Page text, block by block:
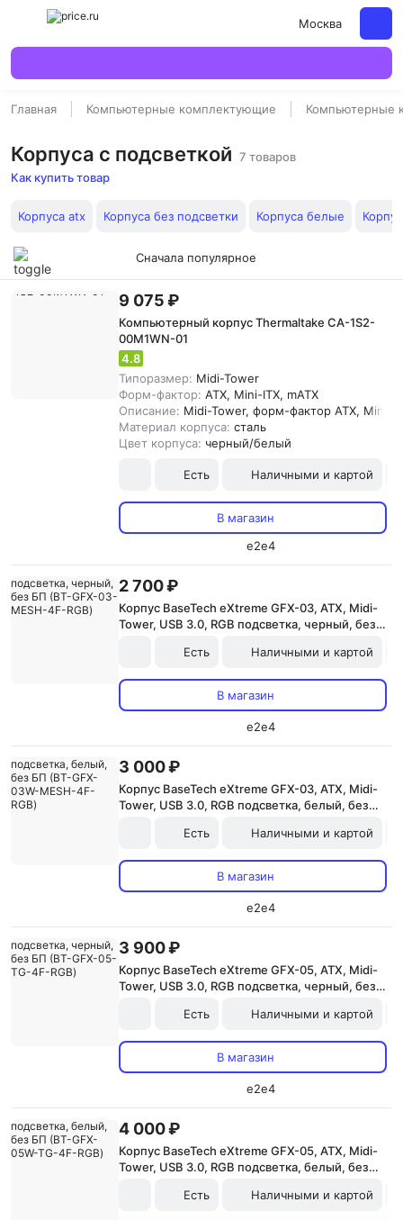
Москва
Главная Компьютерные комплектующие Компьютерные
Корпуса с подсветкой 7 товаров
Как купить товар
Корпуса atx Корпуса без подсветки Корпуса белые
Сначала популярное
9 075 ₽
Компьютерный корпус Thermaltake CA-1S2-
00M1WN-01
4.8
Типоразмер: Midi-Tower
Форм-фактор: ATX, Mini-ITX, mATX
Описание: Midi-Tower, форм-фактор ATX, Mini-
Материал корпуса: сталь
Цвет корпуса: черный/белый
Есть Наличными и картой
В магазин
e2e4
2 700 ₽
Корпус BaseTech eXtreme GFX-03, ATX, Midi-
Tower, USB 3.0, RGB подсветка, черный, без
Есть
Наличными и картой
В магазин
e2e4
3 000 ₽
Корпус BaseTech eXtreme GFX-03, ATX, Midi-
Tower, USB 3.0, RGB подсветка, белый, без
Есть
Наличными и картой
В магазин
e2e4
3 900 ₽
Корпус BaseTech eXtreme GFX-05, ATX, Midi-
Tower, USB 3.0, RGB подсветка, черный, без
Есть
Наличными и картой
В магазин
e2e4
4 000 ₽
Корпус BaseTech eXtreme GFX-05, ATX, Midi-
Tower, USB 3.0, RGB подсветка, белый, без
Есть
Наличными и картой